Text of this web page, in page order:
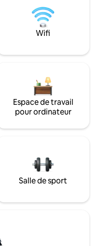
Wifi
Espace de travail
pour ordinateur
Salle de sport